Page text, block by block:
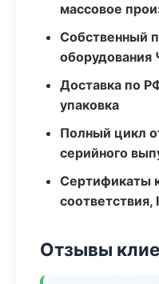
массовое
Собственный
оборудования
Доставка по
упаковка
Полный цикл
серийного
Сертификаты
соответствия,
Отзывы